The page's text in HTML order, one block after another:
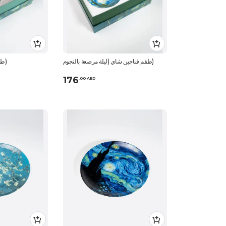
طقم فناجين شاي (بلوسوم) طقم فناجين شاي (ليلة مرصعة بالنجوم)
176.00 AED